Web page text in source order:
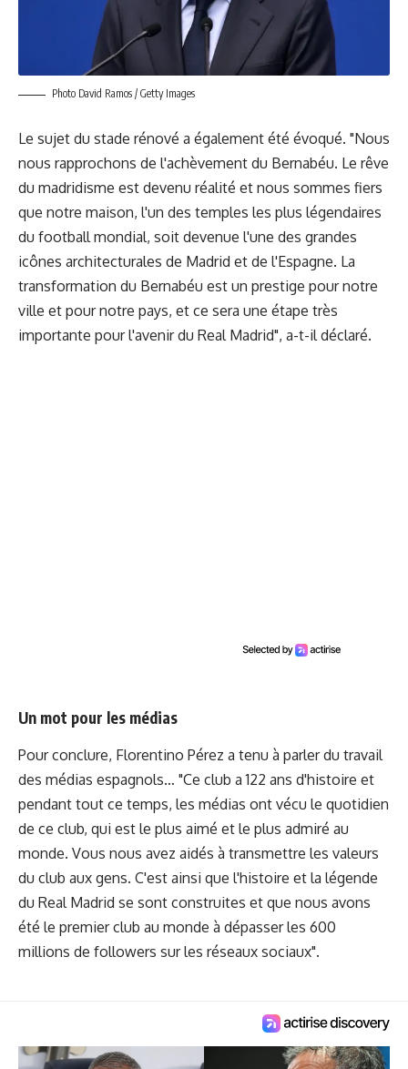
Photo David Ramos / Getty Images
Le sujet du stade rénové a également été évoqué. "Nous
nous rapprochons de l'achèvement du Bernabéu. Le rêve
du madridisme est devenu réalité et nous sommes fiers
que notre maison, l'un des temples les plus légendaires
du football mondial, soit devenue l'une des grandes
icônes architecturales de Madrid et de l'Espagne. La
transformation du Bernabéu est un prestige pour notre
ville et pour notre pays, et ce sera une étape très
importante pour l'avenir du Real Madrid", a-t-il déclaré.
Un mot pour les médias
Pour conclure, Florentino Pérez a tenu à parler du travail
des médias espagnols… "Ce club a 122 ans d'histoire et
pendant tout ce temps, les médias ont vécu le quotidien
de ce club, qui est le plus aimé et le plus admiré au
monde. Vous nous avez aidés à transmettre les valeurs
du club aux gens. C'est ainsi que l'histoire et la légende
du Real Madrid se sont construites et que nous avons
été le premier club au monde à dépasser les 600
millions de followers sur les réseaux sociaux".